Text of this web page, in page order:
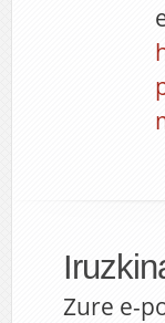
Zure e-